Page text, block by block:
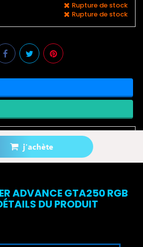
j'achète
Rupture de stock
Rupture de stock
le produit est disponible
ADVANCE GTA250 RGB
DU PRODUIT